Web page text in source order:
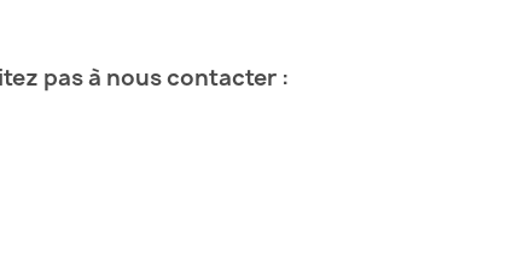
pas à nous contacter :